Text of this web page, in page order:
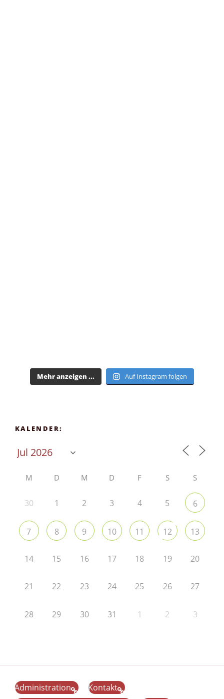
Mehr anzeigen ... Auf Instagram folgen
KALENDER:
M D M D F S S
30 1 2 3 4 5 6
7 8 9 10 11 12 13
14 15 16 17 18 19 20
21 22 23 24 25 26 27
28 29 30 31 1 2 3
Administration
Kontakt